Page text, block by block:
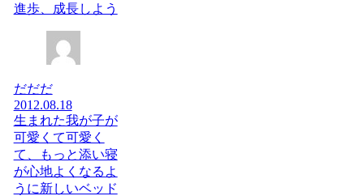
進歩、成長しよう
だだだ
2012.08.18
生まれた我が子が
可愛くて可愛く
て、もっと添い寝
が心地よくなるよ
うに新しいベッド